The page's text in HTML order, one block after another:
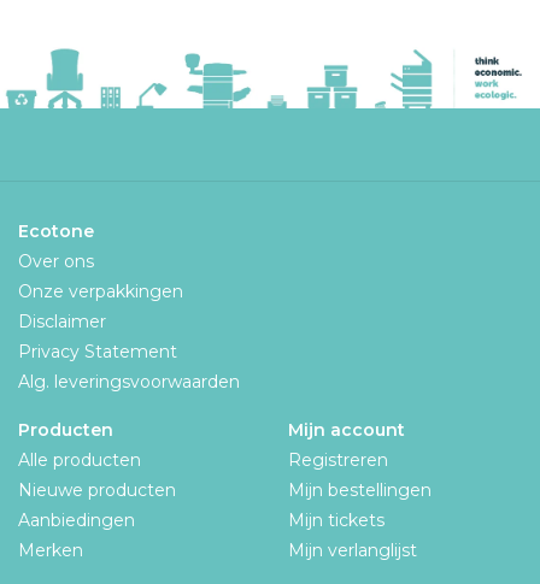
Ecotone
Over ons
Onze verpakkingen
Disclaimer
Privacy Statement
Alg. leveringsvoorwaarden
Producten
Alle producten
Nieuwe producten
Aanbiedingen
Merken
Mijn account
Registreren
Mijn bestellingen
Mijn tickets
Mijn verlanglijst